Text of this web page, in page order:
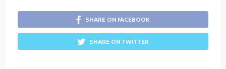
SHARE ON FACEBOOK
SHARE ON TWITTER